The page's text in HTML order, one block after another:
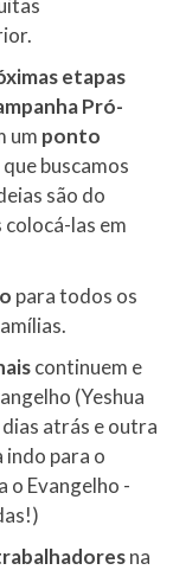
etapas
Pró-
um ponto
que buscamos
são do
las em
para todos os
continuem e
(Yeshua
atrás e outra
indo para o
o Evangelho -
na